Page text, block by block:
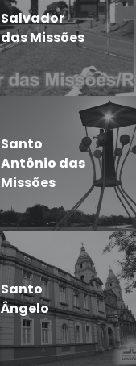
Salvador
das Missões
Santo
Antônio das
Missões
Santo
Ângelo